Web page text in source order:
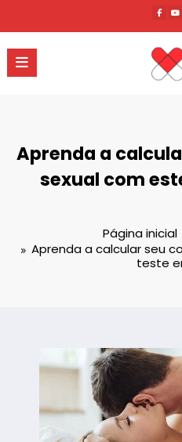
o
conteúdo
Aprenda a
sexual com
Página inicial
Aprenda a calcular seu
teste